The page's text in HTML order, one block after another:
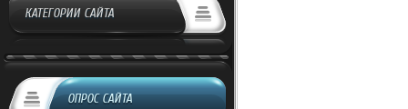
КАТЕГОРИИ САЙТА
ОПРОС САЙТА